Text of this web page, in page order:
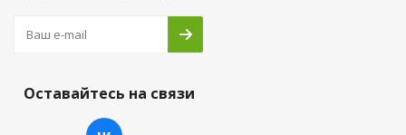
Оставайтесь на связи